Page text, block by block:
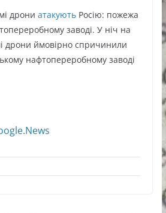
дрони атакуютьРосію: пожежа
заводі. У ніч на
дрони ймовірно спричинили
нафтопереробному заводі